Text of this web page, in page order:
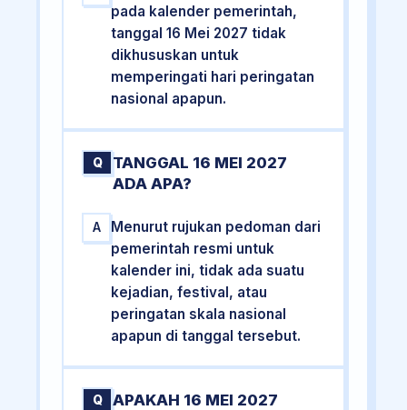
pada kalender pemerintah,
tanggal 16 Mei 2027 tidak
dikhususkan untuk
memperingati hari peringatan
nasional apapun.
Q
TANGGAL 16 MEI 2027
ADA APA?
A
Menurut rujukan pedoman dari
pemerintah resmi untuk
kalender ini, tidak ada suatu
kejadian, festival, atau
peringatan skala nasional
apapun di tanggal tersebut.
Q
APAKAH 16 MEI 2027